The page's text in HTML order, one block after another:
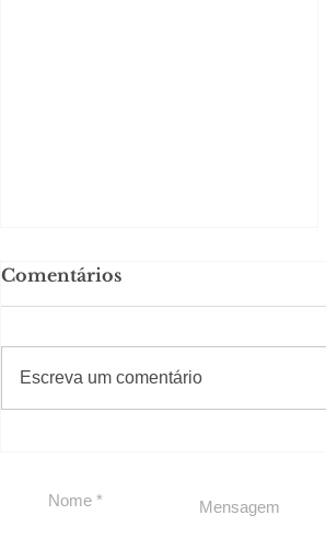
para São Paulo
Comentários
Escreva um comentário
#Sugestões